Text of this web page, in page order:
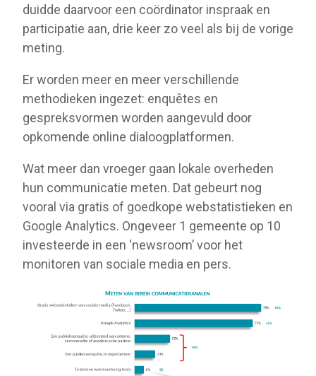
duidde daarvoor een coördinator inspraak en
participatie aan, drie keer zo veel als bij de vorige
meting.
Er worden meer en meer verschillende
methodieken ingezet: enquêtes en
gespreksvormen worden aangevuld door
opkomende online dialoogplatformen.
Wat meer dan vroeger gaan lokale overheden
hun communicatie meten. Dat gebeurt nog
vooral via gratis of goedkope webstatistieken en
Google Analytics. Ongeveer 1 gemeente op 10
investeerde in een ‘newsroom’ voor het
monitoren van sociale media en pers.